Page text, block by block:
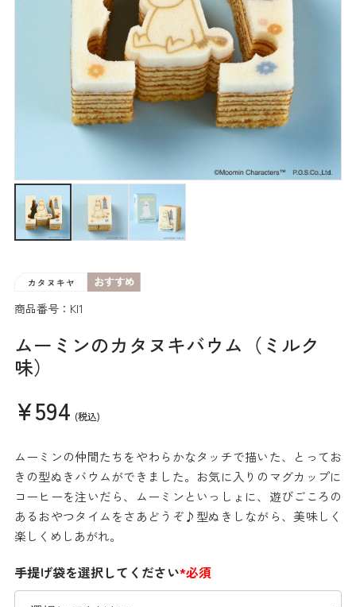
商品番号：KI1
ムーミンのカタヌキバウム（ミルク
味）
¥594 (税込)
ムーミンの仲間たちをやわらかなタッチで描いた、とってお
きの型ぬきバウムができました。お気に入りのマグカップに
コーヒーを注いだら、ムーミンといっしょに、遊びごころの
あるおやつタイムをさあどうぞ♪型ぬきしながら、美味しく
楽しくめしあがれ。
手提げ袋を選択してください*必須